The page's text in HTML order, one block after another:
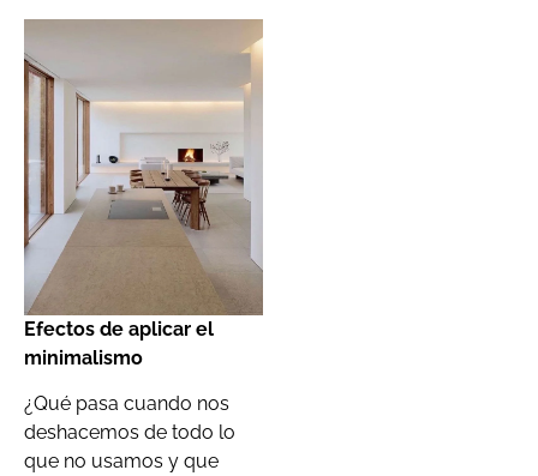
Efectos de aplicar el
minimalismo
¿Qué pasa cuando nos
deshacemos de todo lo
que no usamos y que